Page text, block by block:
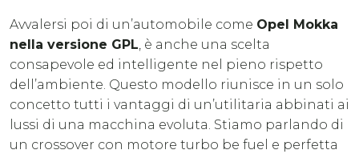
Avvalersi poi di un’automobile come Opel Mokka
nella versione GPL, è anche una scelta
consapevole ed intelligente nel pieno rispetto
dell’ambiente. Questo modello riunisce in un solo
concetto tutti i vantaggi di un’utilitaria abbinati ai
lussi di una macchina evoluta. Stiamo parlando di
un crossover con motore turbo be fuel e perfetta